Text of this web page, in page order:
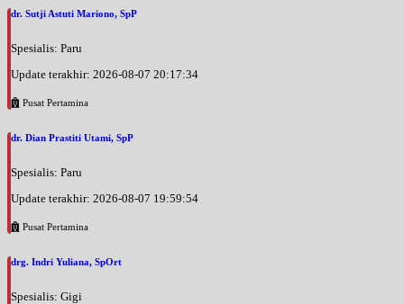
dr. Sutji Astuti Mariono, SpP
Spesialis: Paru
Update terakhir: 2026-08-07 20:17:34
Pusat Pertamina
dr. Dian Prastiti Utami, SpP
Spesialis: Paru
Update terakhir: 2026-08-07 19:59:54
Pusat Pertamina
drg. Indri Yuliana, SpOrt
Spesialis: Gigi